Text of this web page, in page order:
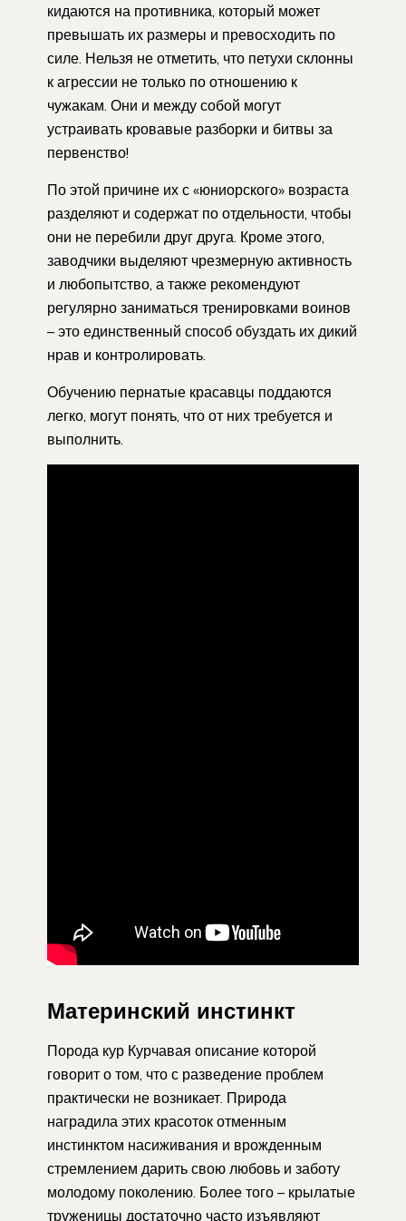
кидаются на противника, который может
превышать их размеры и превосходить по
силе. Нельзя не отметить, что петухи склонны
к агрессии не только по отношению к
чужакам. Они и между собой могут
устраивать кровавые разборки и битвы за
первенство!
По этой причине их с «юниорского» возраста
разделяют и содержат по отдельности, чтобы
они не перебили друг друга. Кроме этого,
заводчики выделяют чрезмерную активность
и любопытство, а также рекомендуют
регулярно заниматься тренировками воинов
– это единственный способ обуздать их дикий
нрав и контролировать.
Обучению пернатые красавцы поддаются
легко, могут понять, что от них требуется и
выполнить.
Материнский инстинкт
Порода кур Курчавая описание которой
говорит о том, что с разведение проблем
практически не возникает. Природа
наградила этих красоток отменным
инстинктом насиживания и врожденным
стремлением дарить свою любовь и заботу
молодому поколению. Более того – крылатые
труженицы достаточно часто изъявляют